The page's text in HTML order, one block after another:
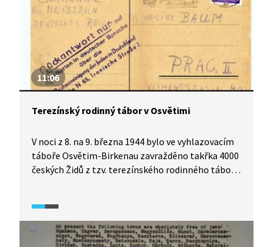
na gymnáziu, zapsala se proto do Anglického
ústavu.
11:06
Terezínský rodinný tábor v Osvětimi
V noci z 8. na 9. března 1944 bylo ve vyhlazovacím
táboře Osvětim-Birkenau zavražděno takřka 4000
českých Židů z tzv. terezínského rodinného tábora.
posléze postdatovány a odeslány s účelem vzbudit
zdání, že jsou všichni v pořádku. Ačkoli transportů
z Terezína se uskutečnilo několik, likvidaci toho